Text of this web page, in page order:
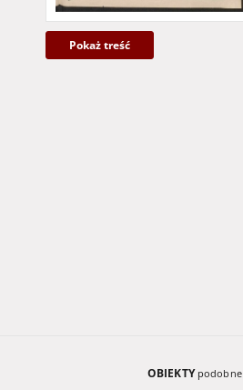
Pokaż treść
OBIEKTY podobne